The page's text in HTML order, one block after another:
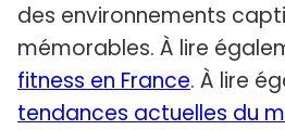
des environnements
mémorables. À lire
fitness en France. À lire
tendances actuelles du